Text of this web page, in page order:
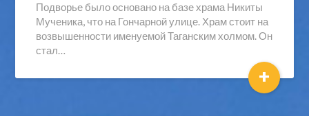
Подворье было основано на базе храма Никиты
Мученика, что на Гончарной улице. Храм стоит на
возвышенности именуемой Таганским холмом. Он
стал…
+